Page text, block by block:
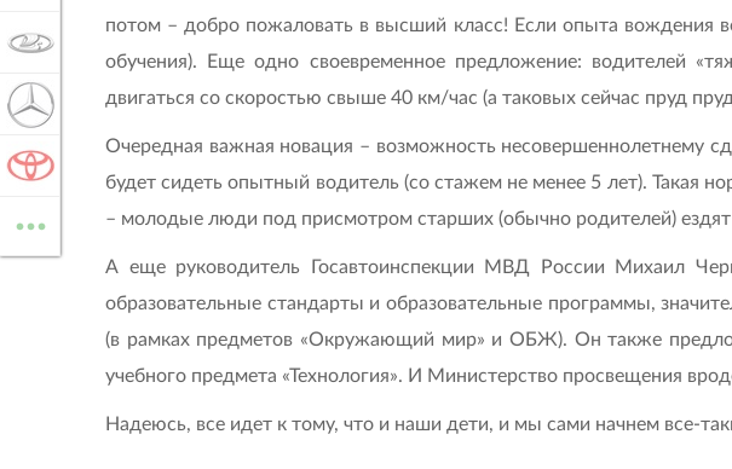
потом – добро пожаловать в высший класс! Если опыта вождения
обучения). Еще одно своевременное предложение: водителей
двигаться со скоростью свыше 40 км/час (а таковых сейчас пруд
Очередная важная новация – возможность несовершеннолетнему
будет сидеть опытный водитель (со стажем не менее 5 лет). Такая
– молодые люди под присмотром старших (обычно родителей) ездят
А еще руководитель Госавтоинспекции МВД России Михаил
образовательные стандарты и образовательные программы,
(в рамках предметов «Окружающий мир» и ОБЖ). Он также
учебного предмета «Технология». И Министерство просвещения
Надеюсь, все идет к тому, что и наши дети, и мы сами начнем все-
MERCEDES-BENZ
... ВСЕ МАРКИ